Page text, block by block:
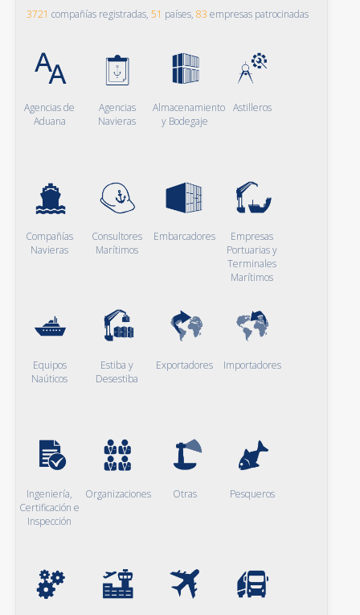
3721 compañías registradas, 51 países, 83 empresas patrocinadas
Agencias de
Aduana
Agencias
Navieras
Almacenamiento
y Bodegaje
Astilleros
Compañías
Navieras
Consultores
Marítimos
Embarcadores
Empresas
Portuarias y
Terminales
Marítimos
Equipos
Naúticos
Estiba y
Desestiba
Exportadores Importadores
Ingeniería,
Certificación e
Inspección
Organizaciones Otras Pesqueros